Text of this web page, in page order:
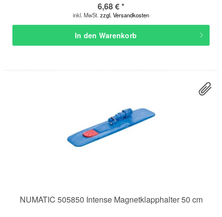
6,68 € *
inkl. MwSt. zzgl. Versandkosten
In den Warenkorb
NUMATIC 505850 Intense Magnetklapphalter 50 cm